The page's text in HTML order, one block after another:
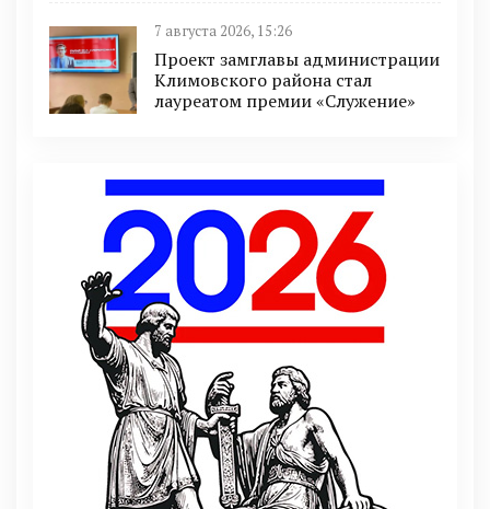
7 августа 2026, 15:26
Проект замглавы администрации
Климовского района стал
лауреатом премии «Служение»